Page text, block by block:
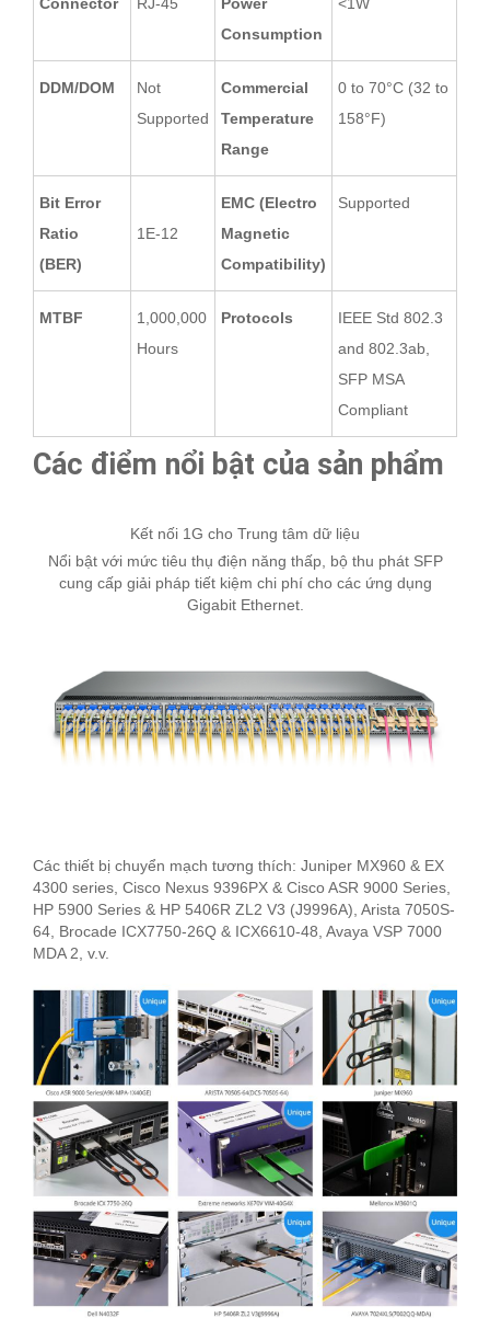
Consumption
DDM/DOM
Not
Supported
Commercial
Temperature
Range
0 to 70°C (32 to
158°F)
Bit Error
Ratio
(BER)
1E-12
EMC (Electro
Magnetic
Compatibility)
Supported
MTBF
1,000,000
Hours
Protocols
IEEE Std 802.3
and 802.3ab,
SFP MSA
Compliant
Các điểm nổi bật của sản phẩm
Kết nối 1G cho Trung tâm dữ liệu
Nổi bật với mức tiêu thụ điện năng thấp, bộ thu phát SFP
cung cấp giải pháp tiết kiệm chi phí cho các ứng dụng
Gigabit Ethernet.
Các thiết bị chuyển mạch tương thích: Juniper MX960 & EX
4300 series, Cisco Nexus 9396PX & Cisco ASR 9000 Series,
HP 5900 Series & HP 5406R ZL2 V3 (J9996A), Arista 7050S-
64, Brocade ICX7750-26Q & ICX6610-48, Avaya VSP 7000
MDA 2, v.v.